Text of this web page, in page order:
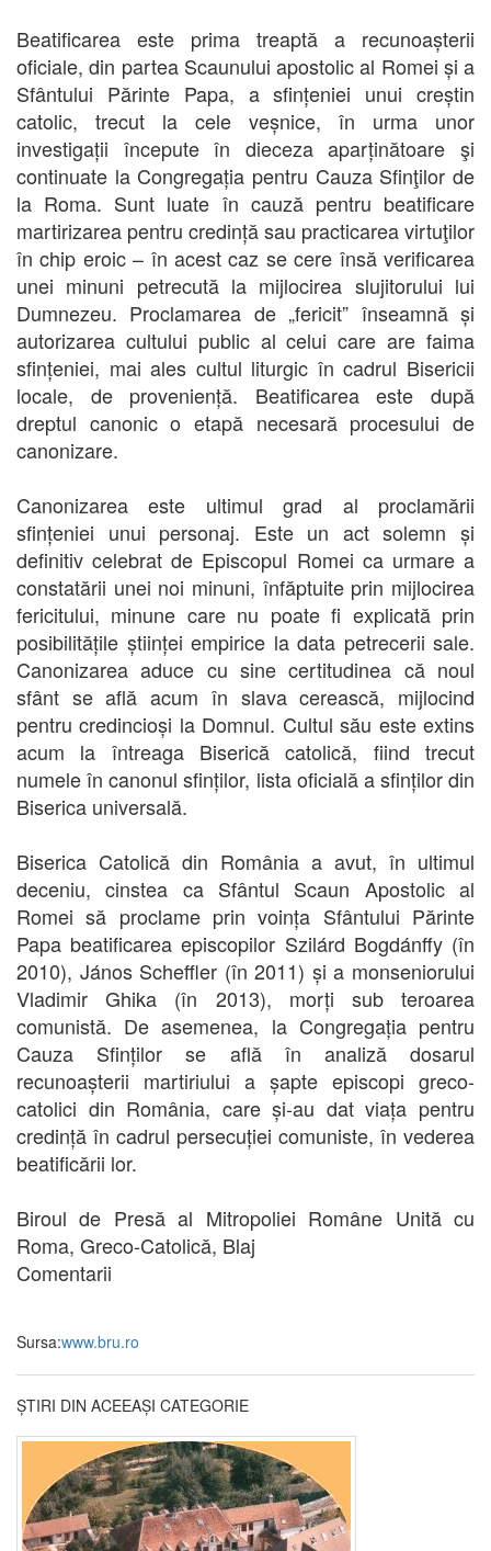
Beatificarea este prima treaptă a recunoașterii
oficiale, din partea Scaunului apostolic al Romei și a
Sfântului Părinte Papa, a sfințeniei unui creștin
catolic, trecut la cele veșnice, în urma unor
investigații începute în dieceza aparținătoare şi
continuate la Congregația pentru Cauza Sfinţilor de
la Roma. Sunt luate în cauză pentru beatificare
martirizarea pentru credință sau practicarea virtuţilor
în chip eroic – în acest caz se cere însă verificarea
unei minuni petrecută la mijlocirea slujitorului lui
Dumnezeu. Proclamarea de „fericit” înseamnă și
autorizarea cultului public al celui care are faima
sfințeniei, mai ales cultul liturgic în cadrul Bisericii
locale, de proveniență. Beatificarea este după
dreptul canonic o etapă necesară procesului de
canonizare.
Canonizarea este ultimul grad al proclamării
sfințeniei unui personaj. Este un act solemn și
definitiv celebrat de Episcopul Romei ca urmare a
constatării unei noi minuni, înfăptuite prin mijlocirea
fericitului, minune care nu poate fi explicată prin
posibilitățile științei empirice la data petrecerii sale.
Canonizarea aduce cu sine certitudinea că noul
sfânt se află acum în slava cerească, mijlocind
pentru credincioși la Domnul. Cultul său este extins
acum la întreaga Biserică catolică, fiind trecut
numele în canonul sfinților, lista oficială a sfinților din
Biserica universală.
Biserica Catolică din România a avut, în ultimul
deceniu, cinstea ca Sfântul Scaun Apostolic al
Romei să proclame prin voința Sfântului Părinte
Papa beatificarea episcopilor Szilárd Bogdánffy (în
2010), János Scheffler (în 2011) și a monseniorului
Vladimir Ghika (în 2013), morți sub teroarea
comunistă. De asemenea, la Congregația pentru
Cauza Sfinților se află în analiză dosarul
recunoașterii martiriului a șapte episcopi greco-
catolici din România, care și-au dat viața pentru
credință în cadrul persecuției comuniste, în vederea
beatificării lor.
Biroul de Presă al Mitropoliei Române Unită cu
Roma, Greco-Catolică, Blaj
Comentarii
Sursa:www.bru.ro
ȘTIRI DIN ACEEAȘI CATEGORIE